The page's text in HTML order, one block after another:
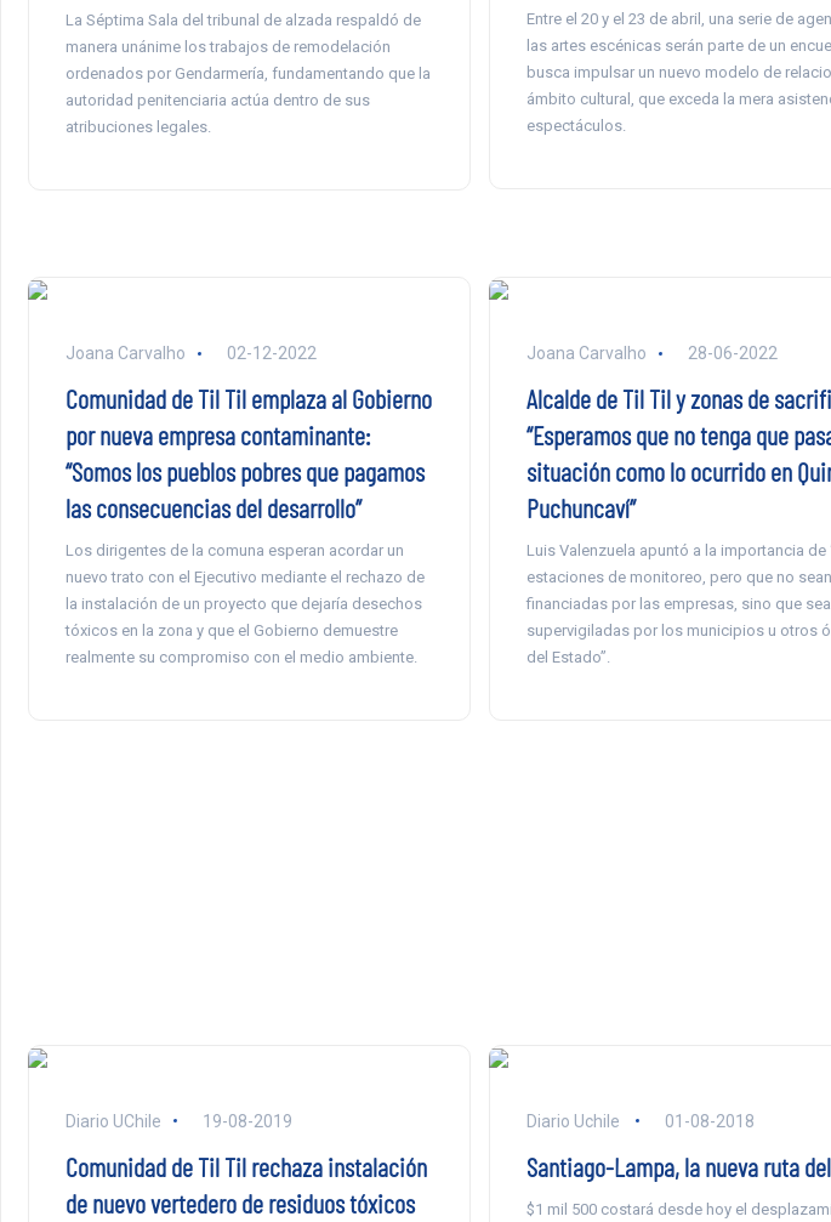
La Séptima Sala del tribunal de alzada respaldó de
manera unánime los trabajos de remodelación
ordenados por Gendarmería, fundamentando que la
autoridad penitenciaria actúa dentro de sus
atribuciones legales.
Entre el 20 y el 23 de abril, una serie de
las artes escénicas serán parte de un
busca impulsar un nuevo modelo de
ámbito cultural, que exceda la mera
espectáculos.
Joana Carvalho 02-12-2022
Comunidad de Til Til emplaza al Gobierno
por nueva empresa contaminante:
“Somos los pueblos pobres que pagamos
las consecuencias del desarrollo”
Los dirigentes de la comuna esperan acordar un
nuevo trato con el Ejecutivo mediante el rechazo de
la instalación de un proyecto que dejaría desechos
tóxicos en la zona y que el Gobierno demuestre
realmente su compromiso con el medio ambiente.
Joana Carvalho 28-06-2022
Alcalde de Til Til y zonas de
“Esperamos que no tenga que
situación como lo ocurrido en
Puchuncaví”
Luis Valenzuela apuntó a la importancia de
estaciones de monitoreo, pero que no sean
financiadas por las empresas, sino que
supervigiladas por los municipios u otros
del Estado”.
Diario UChile 19-08-2019
Comunidad de Til Til rechaza instalación
de nuevo vertedero de residuos tóxicos
Diario Uchile 01-08-2018
Santiago-Lampa, la nueva ruta del
$1 mil 500 costará desde hoy el